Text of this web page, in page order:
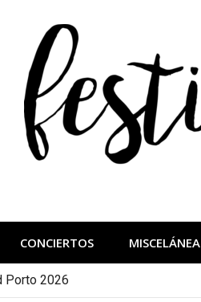
CONCIERTOS MISCELÁNEA
Porto 2026